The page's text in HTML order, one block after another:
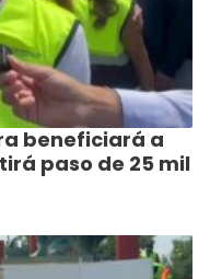
beneficiará a
paso de 25 mil